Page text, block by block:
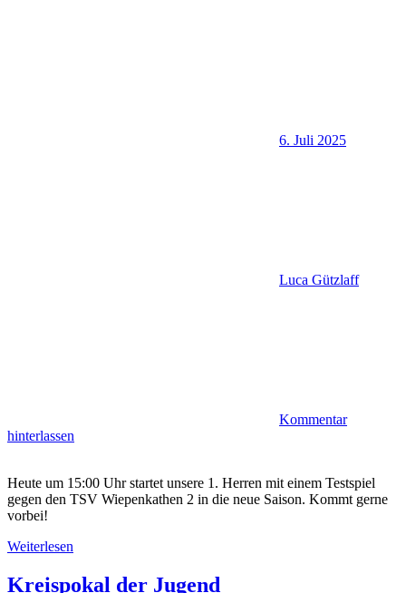
6. Juli 2025
Luca Gützlaff
Kommentar
hinterlassen
Heute um 15:00 Uhr startet unsere 1. Herren mit einem Testspiel
gegen den TSV Wiepenkathen 2 in die neue Saison. Kommt gerne
vorbei!
Weiterlesen
Kreispokal der Jugend